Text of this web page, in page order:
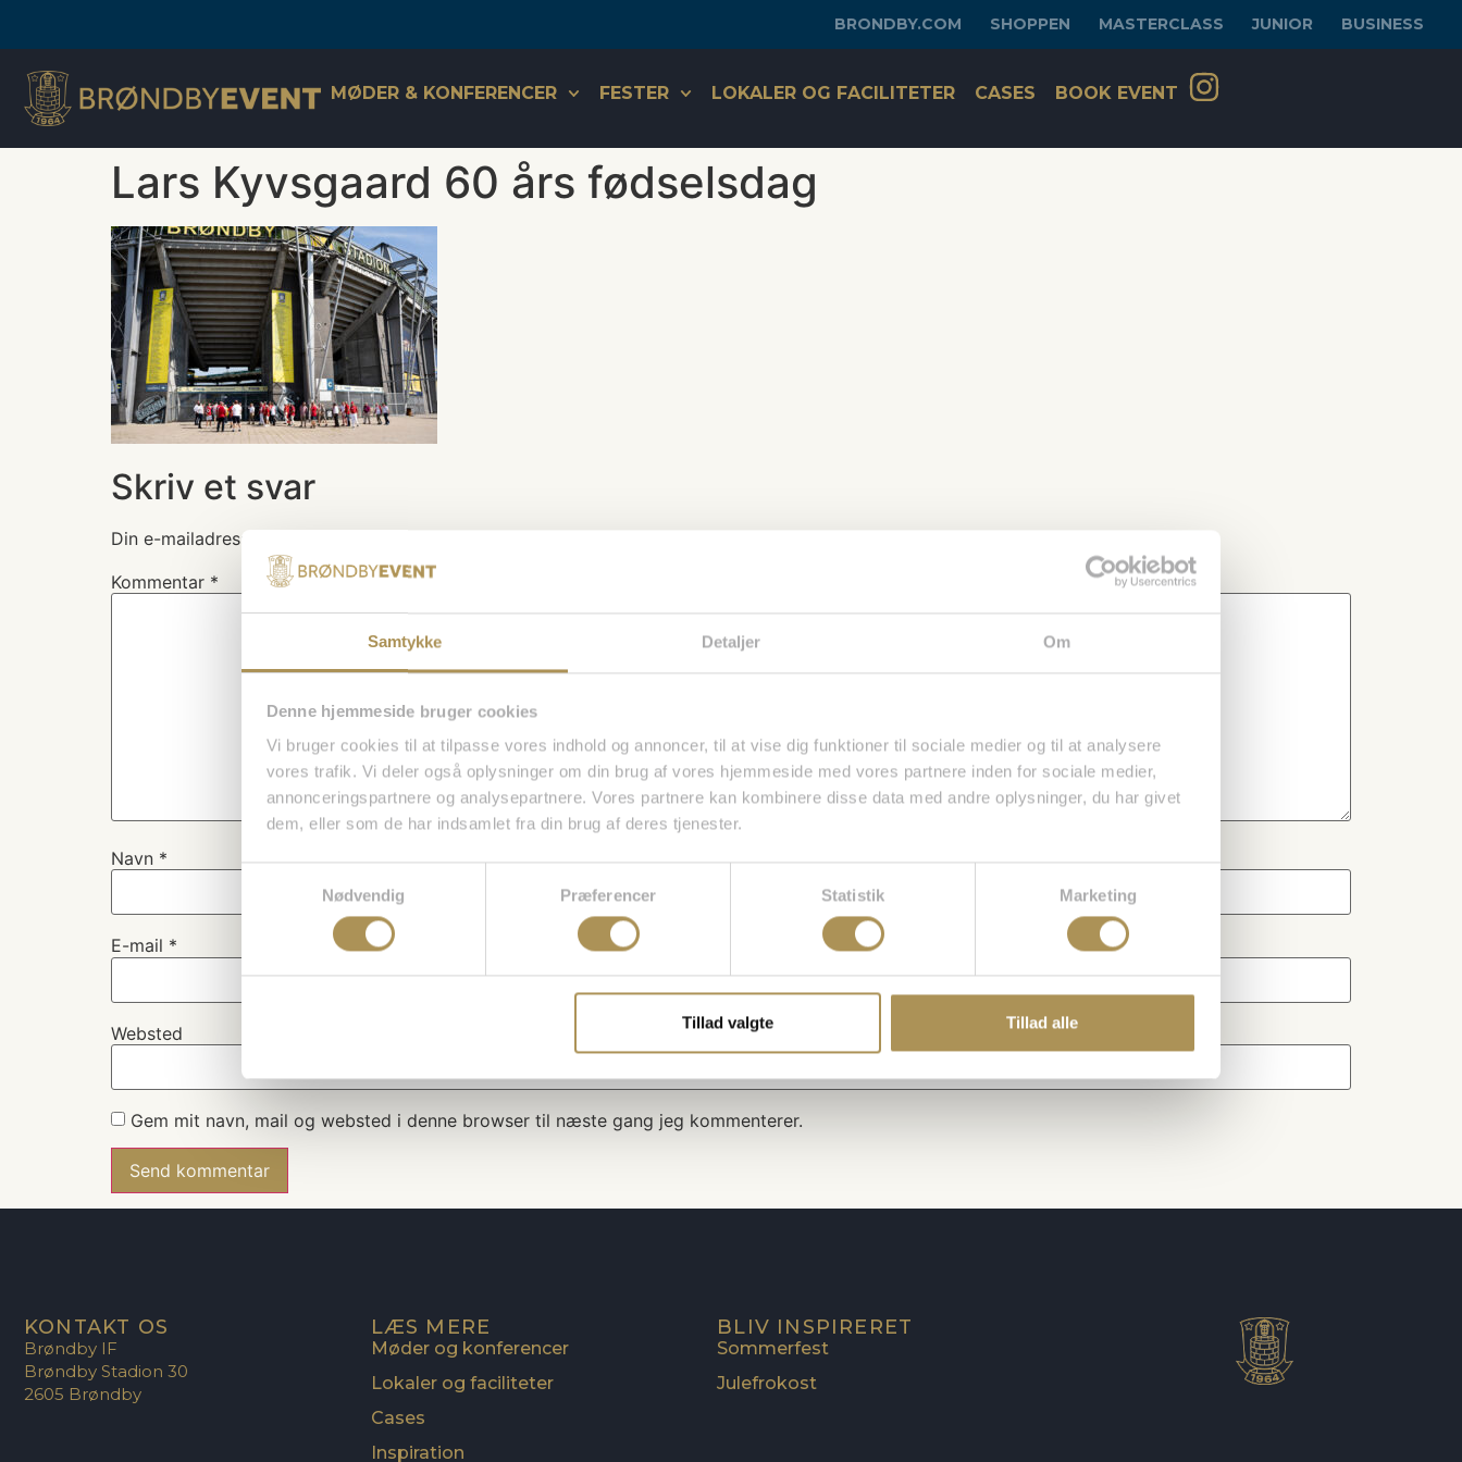
Samtykke Detaljer Om
Denne hjemmeside bruger cookies
Vi bruger cookies til at tilpasse vores indhold og annoncer, til at vise dig funktioner til sociale medier og til at analysere
vores trafik. Vi deler også oplysninger om din brug af vores hjemmeside med vores partnere inden for sociale medier,
annonceringspartnere og analysepartnere. Vores partnere kan kombinere disse data med andre oplysninger, du har givet
dem, eller som de har indsamlet fra din brug af deres tjenester.
Samtykkevalg
Nødvendig
Præferencer Statistik Marketing
Tillad valgte Tillad alle
BRONDBY.COM SHOPPEN MASTERCLASS JUNIOR BUSINESS
MØDER & KONFERENCER FESTER LOKALER OG FACILITETER CASES BOOK EVENT
Lars Kyvsgaard 60 års fødselsdag
Skriv et svar
Din e-mailadresse vil ikke blive publiceret.
Kommentar *
Navn *
E-mail *
Websted
Gem mit navn, mail og websted i denne browser til næste gang jeg kommenterer.
KONTAKT OS
Brøndby IF
Brøndby Stadion 30
2605 Brøndby
LÆS MERE
Møder og konferencer
Lokaler og faciliteter
Cases
Inspiration
BLIV INSPIRERET
Sommerfest
Julefrokost